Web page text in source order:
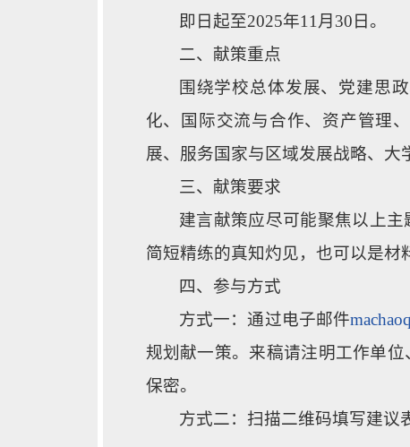
即日起至2025年11月30日。
二、献策重点
围绕学校总体发展、党建思
化、国际交流与合作、资产管理
展、服务国家与区域发展战略、大
三、献策要求
建言献策应尽可能聚焦以上
简短精练的真知灼见，也可以是材
四、参与方式
方式一：通过电子邮件
规划献一策。来稿请注明工作单
保密。
方式二：扫描二维码填写建议